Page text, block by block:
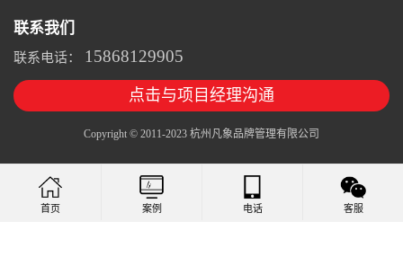
联系我们
联系电话： 15868129905
点击与项目经理沟通
Copyright © 2011-2023 杭州凡象品牌管理有限公司
首页 案例 电话 客服